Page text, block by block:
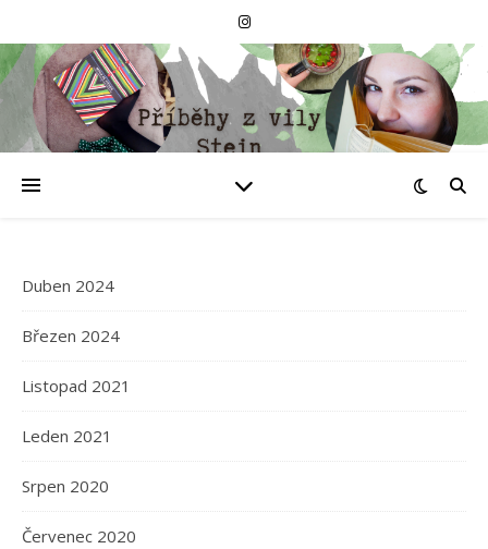
Duben 2024
Březen 2024
Listopad 2021
Leden 2021
Srpen 2020
Červenec 2020